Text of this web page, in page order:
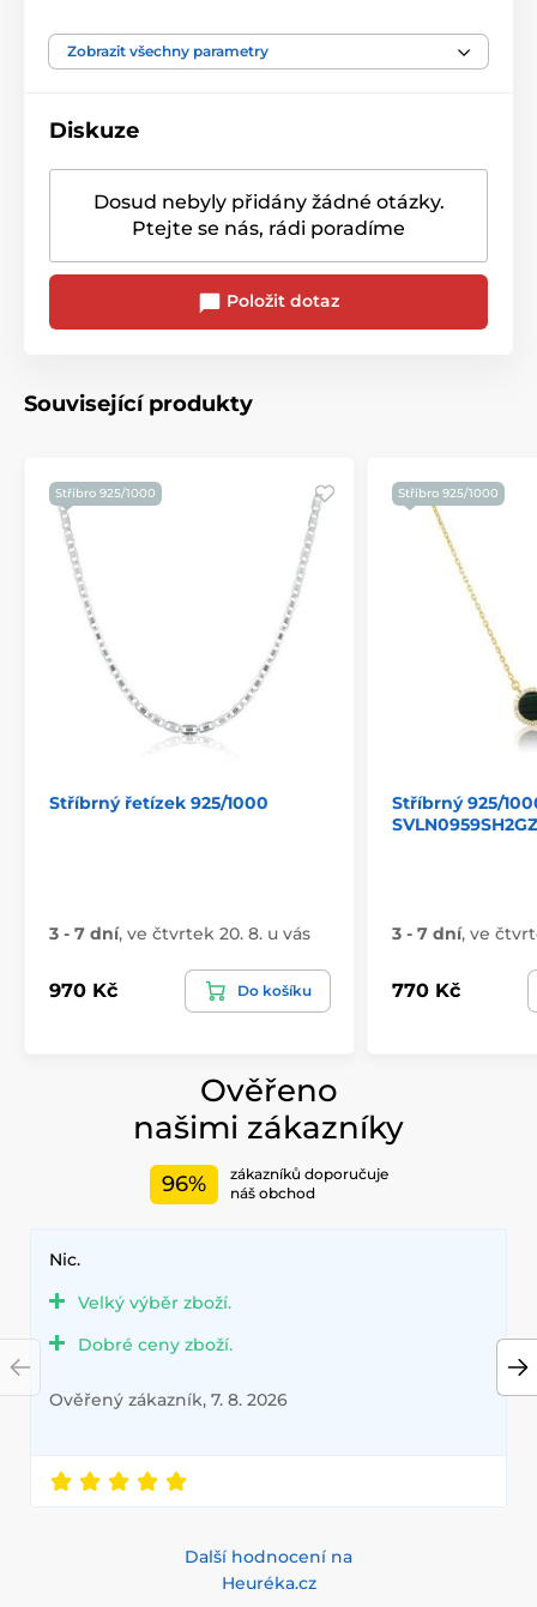
Zobrazit všechny parametry
Diskuze
Dosud nebyly přidány žádné otázky.
Ptejte se nás, rádi poradíme
Položit dotaz
Související produkty
Stříbro 925/1000
Stříbrný řetízek 925/1000
3 - 7 dní, ve čtvrtek 20. 8. u vás
970 Kč Do košíku
Stříbro 925/1000
Stříbrný 925/
3 - 7 dní, ve
770 Kč
Ověřeno
našimi zákazníky
96%
zákazníků doporučuje
náš obchod
Nic.
Velký výběr zboží.
Dobré ceny zboží.
Ověřený zákazník, 7. 8. 2026
Další hodnocení na
Heuréka.cz